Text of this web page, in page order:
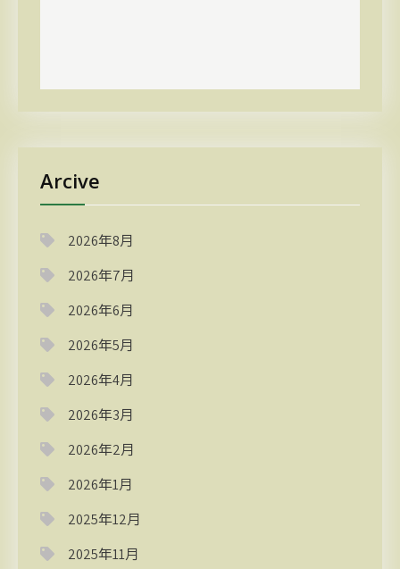
Arcive
2026年8月
2026年7月
2026年6月
2026年5月
2026年4月
2026年3月
2026年2月
2026年1月
2025年12月
2025年11月